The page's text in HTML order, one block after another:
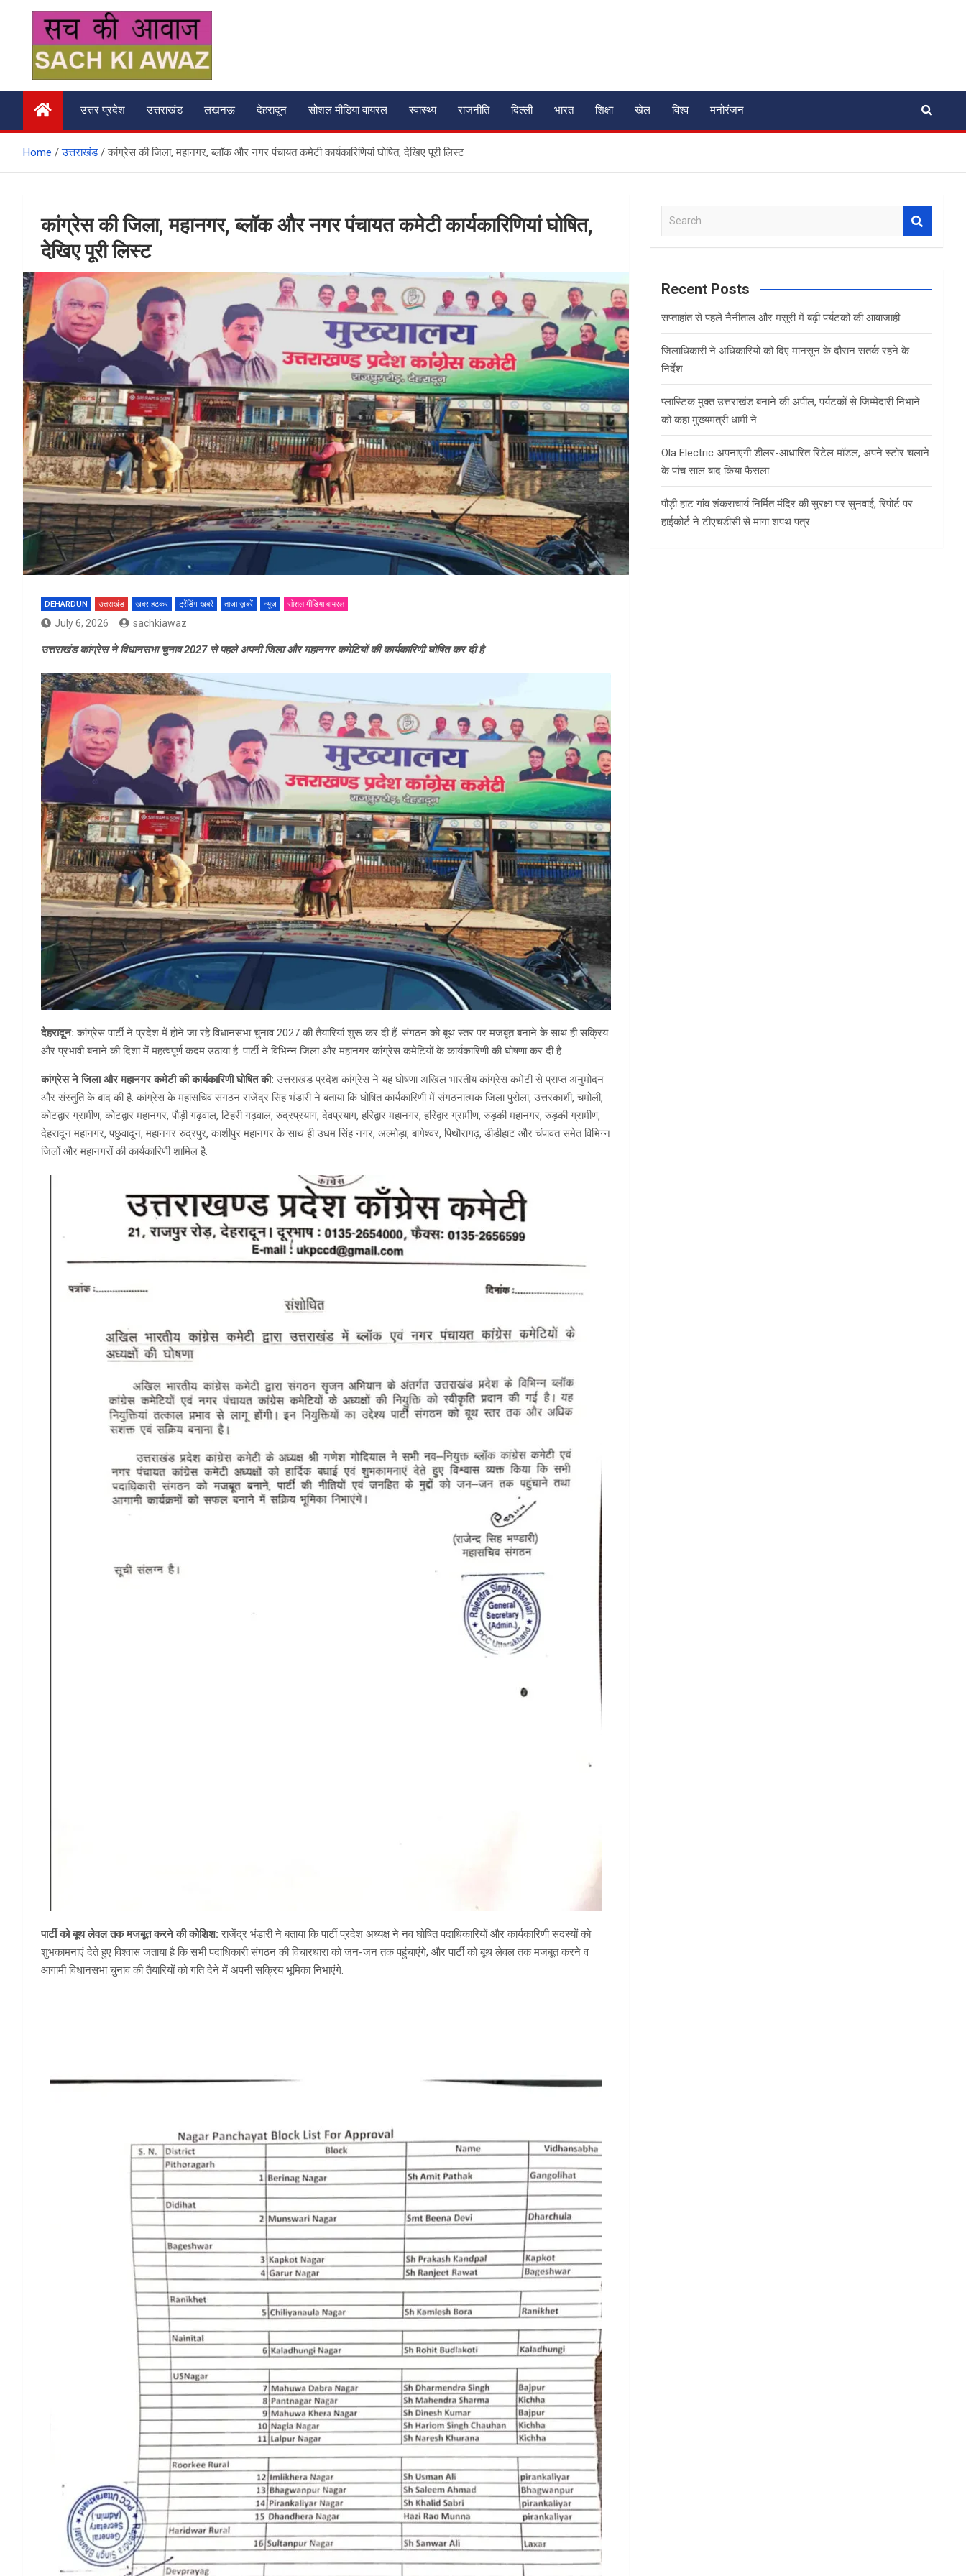
content
सच की आवाज
उत्तर प्रदेश उत्तराखंड लखनऊ देहरादून सोशल मीडिया वायरल स्वास्थ्य राजनीति दिल्ली भारत शिक्षा खेल विश्व मनोरंजन
Home उत्तराखंड कांग्रेस की जिला, महानगर, ब्लॉक और नगर पंचायत कमेटी कार्यकारिणियां घोषित, देखिए पूरी लिस्ट
कांग्रेस की जिला, महानगर, ब्लॉक और नगर पंचायत कमेटी कार्यकारिणियां घोषित,
देखिए पूरी लिस्ट
DEHARDUN उत्तराखंड खबर हटकर ट्रेंडिंग खबरें ताज़ा ख़बरें न्यूज़ सोशल मीडिया वायरल
July 6, 2026 sachkiawaz
उत्तराखंड कांग्रेस ने विधानसभा चुनाव 2027 से पहले अपनी जिला और महानगर कमेटियों की कार्यकारिणी घोषित कर दी है
देहरादून: कांग्रेस पार्टी ने प्रदेश में होने जा रहे विधानसभा चुनाव 2027 की तैयारियां शुरू कर दी हैं. संगठन को बूथ स्तर पर मजबूत बनाने के साथ ही सक्रिय
और प्रभावी बनाने की दिशा में महत्वपूर्ण कदम उठाया है. पार्टी ने विभिन्न जिला और महानगर कांग्रेस कमेटियों के कार्यकारिणी की घोषणा कर दी है.
कांग्रेस ने जिला और महानगर कमेटी की कार्यकारिणी घोषित की: उत्तराखंड प्रदेश कांग्रेस ने यह घोषणा अखिल भारतीय कांग्रेस कमेटी से प्राप्त अनुमोदन
और संस्तुति के बाद की है. कांग्रेस के महासचिव संगठन राजेंद्र सिंह भंडारी ने बताया कि घोषित कार्यकारिणी में संगठनात्मक जिला पुरोला, उत्तरकाशी, चमोली,
कोटद्वार ग्रामीण, कोटद्वार महानगर, पौड़ी गढ़वाल, टिहरी गढ़वाल, रुद्रप्रयाग, देवप्रयाग, हरिद्वार महानगर, हरिद्वार ग्रामीण, रुड़की महानगर, रुड़की ग्रामीण,
देहरादून महानगर, पछुवादून, महानगर रुद्रपुर, काशीपुर महानगर के साथ ही उधम सिंह नगर, अल्मोड़ा, बागेश्वर, पिथौरागढ़, डीडीहाट और चंपावत समेत विभिन्न
जिलों और महानगरों की कार्यकारिणी शामिल है.
पार्टी को बूथ लेवल तक मजबूत करने की कोशिश: राजेंद्र भंडारी ने बताया कि पार्टी प्रदेश अध्यक्ष ने नव घोषित पदाधिकारियों और कार्यकारिणी सदस्यों को
शुभकामनाएं देते हुए विश्वास जताया है कि सभी पदाधिकारी संगठन की विचारधारा को जन-जन तक पहुंचाएंगे, और पार्टी को बूथ लेवल तक मजबूत करने व
आगामी विधानसभा चुनाव की तैयारियों को गति देने में अपनी सक्रिय भूमिका निभाएंगे.
a
c
Recent Posts
सप्ताहांत से पहले नैनीताल और मसूरी में बढ़ी पर्यटकों की आवाजाही
जिलाधिकारी ने अधिकारियों को दिए मानसून के दौरान सतर्क रहने के
निर्देश
प्लास्टिक मुक्त उत्तराखंड बनाने की अपील, पर्यटकों से जिम्मेदारी निभाने
को कहा मुख्यमंत्री धामी ने
Ola Electric अपनाएगी डीलर-आधारित रिटेल मॉडल, अपने स्टोर चलाने
के पांच साल बाद किया फैसला
पौड़ी हाट गांव शंकराचार्य निर्मित मंदिर की सुरक्षा पर सुनवाई, रिपोर्ट पर
हाईकोर्ट ने टीएचडीसी से मांगा शपथ पत्र